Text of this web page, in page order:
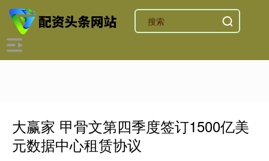
大赢家 甲骨文第四季度签订1500亿美
元数据中心租赁协议